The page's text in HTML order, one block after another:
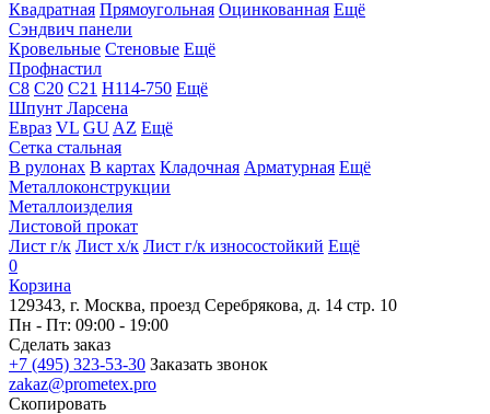
Квадратная Прямоугольная Оцинкованная Ещё
Сэндвич панели
Кровельные Стеновые Ещё
Профнастил
С8 С20 С21 Н114-750 Ещё
Шпунт Ларсена
Евраз VL GU AZ Ещё
Сетка стальная
В рулонах В картах Кладочная Арматурная Ещё
Металлоконструкции
Металлоизделия
Листовой прокат
Лист г/к Лист х/к Лист г/к износостойкий Ещё
0
Корзина
129343, г. Москва, проезд Серебрякова, д. 14 стр. 10
Пн - Пт: 09:00 - 19:00
Сделать заказ
+7 (495) 323-53-30 Заказать звонок
zakaz@prometex.pro
Скопировать